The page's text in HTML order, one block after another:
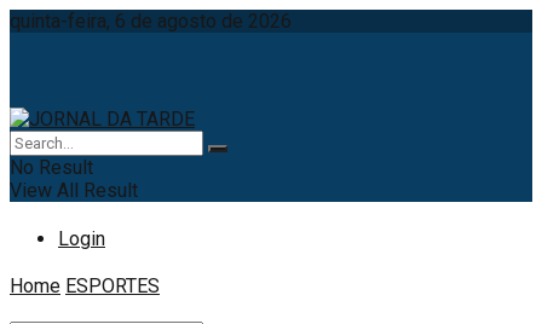
quinta-feira, 6 de agosto de 2026
Login
No Result
View All Result
Home ESPORTES